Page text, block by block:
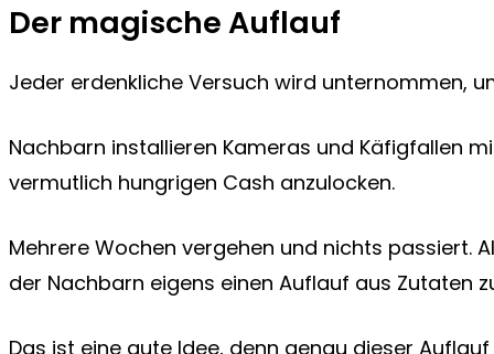
Der magische Auflauf
Jeder erdenkliche Versuch wird unternommen,
Nachbarn installieren Kameras und Käfigfallen
vermutlich hungrigen Cash anzulocken.
Mehrere Wochen vergehen und nichts passiert.
der Nachbarn eigens einen Auflauf aus Zutaten
Das ist eine gute Idee, denn genau dieser